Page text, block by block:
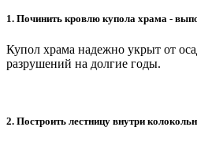
1. Починить кровлю купола храма -
Купол храма надежно укрыт от
разрушений на долгие годы.
2. Построить лестницу внутри